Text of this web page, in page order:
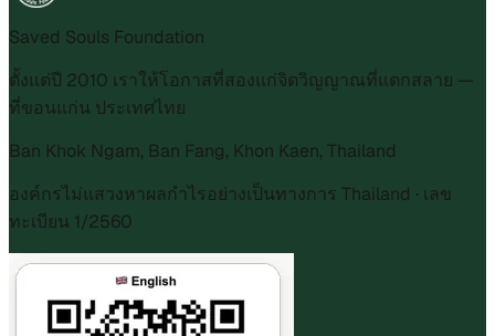
Saved Souls Foundation
ตั้งแต่ปี 2010 เราให้โอกาสที่สองแก่จิตวิญญาณที่แตกสลาย —
ที่ขอนแก่น ประเทศไทย
Ban Khok Ngam, Ban Fang, Khon Kaen, Thailand
องค์กรไม่แสวงหาผลกำไรอย่างเป็นทางการ Thailand · เลข
ทะเบียน 1/2560